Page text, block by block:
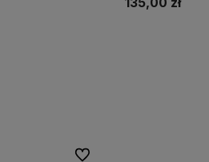
135,00 zł
Do ulubionych